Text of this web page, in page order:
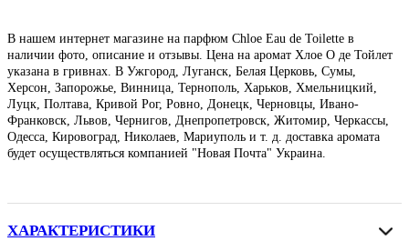
В нашем интернет магазине на парфюм Chloe Eau de Toilette в
наличии фото, описание и отзывы. Цена на аромат Хлое О де Тойлет
указана в гривнах. В Ужгород, Луганск, Белая Церковь, Сумы,
Херсон, Запорожье, Винница, Тернополь, Харьков, Хмельницкий,
Луцк, Полтава, Кривой Рог, Ровно, Донецк, Черновцы, Ивано-
Франковск, Львов, Чернигов, Днепропетровск, Житомир, Черкассы,
Одесса, Кировоград, Николаев, Мариуполь и т. д. доставка аромата
будет осуществляться компанией "Новая Почта" Украина.
ХАРАКТЕРИСТИКИ